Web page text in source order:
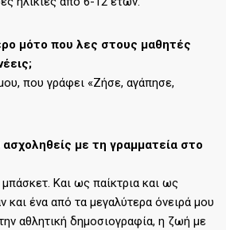
μότο που λες στους μαθητές
που γράφει «Ζήσε, αγάπησε,
με τη γραμματεία στο
Και ως παίκτρια και ως
ένα από τα μεγαλύτερα όνειρά μου
αθλητική δημοσιογραφία, η ζωή με